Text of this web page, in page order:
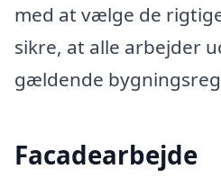
med at vælge de
sikre, at alle arbejder
gældende
Facadearbejde